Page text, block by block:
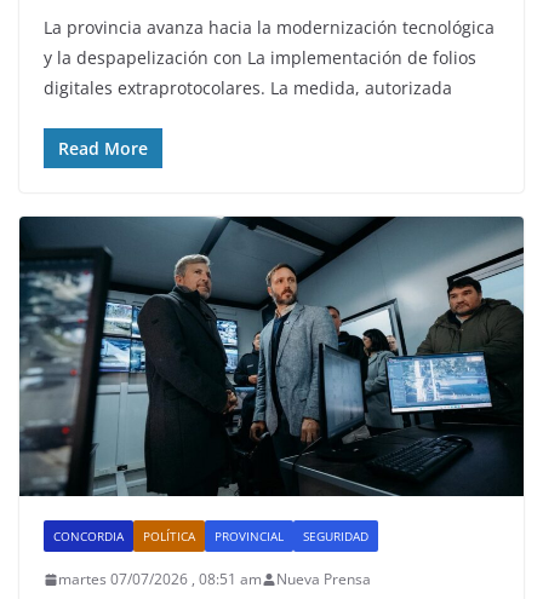
La provincia avanza hacia la modernización tecnológica
y la despapelización con La implementación de folios
digitales extraprotocolares. La medida, autorizada
Read More
CONCORDIA POLÍTICA PROVINCIAL SEGURIDAD
martes 07/07/2026 , 08:51 am Nueva Prensa